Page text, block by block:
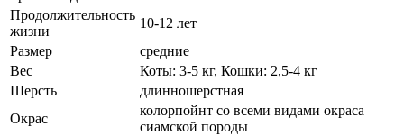
Продолжительность
жизни
10-12 лет
Размер
средние
Вес
Коты: 3-5 кг, Кошки: 2,5-4 кг
Шерсть
длинношерстная
Окрас
колорпойнт со всеми видами окраса
сиамской породы